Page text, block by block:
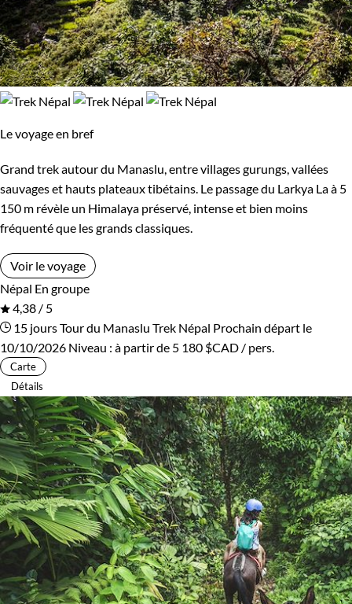
Le voyage en bref
Grand trek autour du Manaslu, entre villages gurungs, vallées
sauvages et hauts plateaux tibétains. Le passage du Larkya La à 5
150 m révèle un Himalaya préservé, intense et bien moins
fréquenté que les grands classiques.
Voir le voyage
Népal En groupe
4,38 / 5
15 joursTour du Manaslu Trek Népal Prochain départ le
10/10/2026 Niveau : à partir de 5 180 $CAD / pers.
Carte
Détails